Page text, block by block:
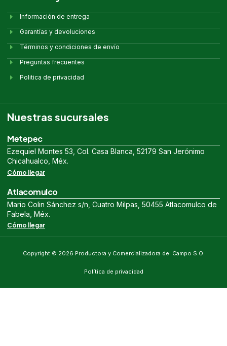
Información de entrega
Garantías y devoluciones
Términos y condiciones de envío
Preguntas frecuentes
Politica de privacidad
Nuestras sucursales
Metepec
Ezequiel Montes 53, Col. Casa Blanca, 52179 San Jerónimo
Chicahualco, Méx.
Cómo llegar
Atlacomulco
Mario Colin Sánchez s/n, Cuatro Milpas, 50455 Atlacomulco de
Fabela, Méx.
Cómo llegar
Copyright © 2026 Productora y Comercializadora del Campo S.O.
Política de privacidad